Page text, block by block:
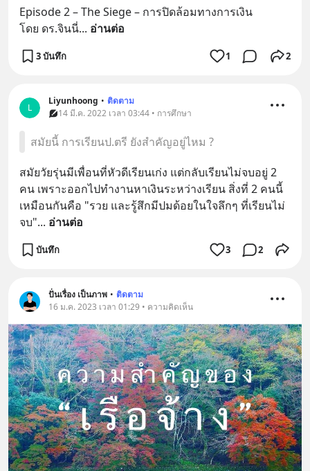
Episode 2 – The Siege – การปิดล้อมทางการเงิน
โดย ดร.จินนี่... อ่านต่อ
3 บันทึก 1 2
L
Liyunhoong • ติดตาม
14 มี.ค. 2022 เวลา 03:44 • การศึกษา
สมัยนี้ การเรียนป.ตรี ยังสำคัญอยู่ไหม ?
สมัยวัยรุ่นมีเพื่อนที่หัวดีเรียนเก่ง แต่กลับเรียนไม่จบอยู่ 2
คน เพราะออกไปทำงานหาเงินระหว่างเรียน สิ่งที่ 2 คนนี้
เหมือนกันคือ "รวย และรู้สึกมีปมด้อยในใจลึกๆ ที่เรียนไม่
จบ"... อ่านต่อ
บันทึก 3 2
ปั่นเรื่อง เป็นภาพ • ติดตาม
16 ม.ค. 2023 เวลา 01:29 • ความคิดเห็น